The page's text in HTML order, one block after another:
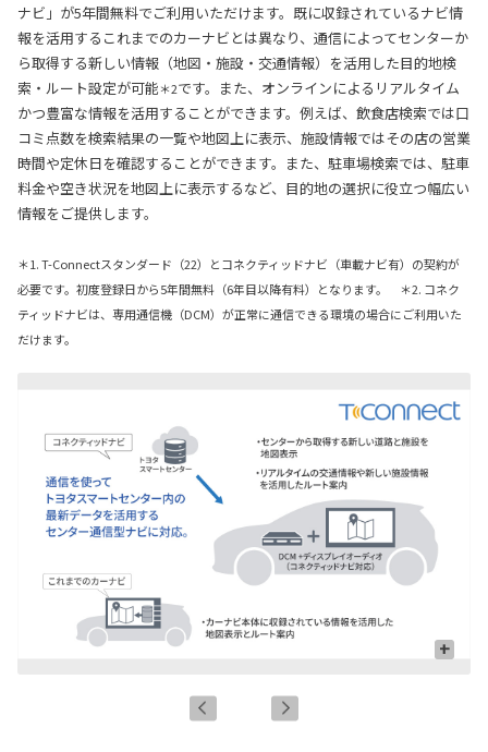
ナビ」が5年間無料でご利用いただけます。既に収録されているナビ情
報を活用するこれまでのカーナビとは異なり、通信によってセンターか
ら取得する新しい情報（地図・施設・交通情報）を活用した目的地検
索・ルート設定が可能＊2です。また、オンラインによるリアルタイム
かつ豊富な情報を活用することができます。例えば、飲食店検索では口
コミ点数を検索結果の一覧や地図上に表示、施設情報ではその店の営業
時間や定休日を確認することができます。また、駐車場検索では、駐車
料金や空き状況を地図上に表示するなど、目的地の選択に役立つ幅広い
情報をご提供します。
＊1. T-Connectスタンダード（22）とコネクティッドナビ（車載ナビ有）の契約が
必要です。初度登録日から5年間無料（6年目以降有料）となります。 ＊2. コネク
ティッドナビは、専用通信機（DCM）が正常に通信できる環境の場合にご利用いた
だけます。
+